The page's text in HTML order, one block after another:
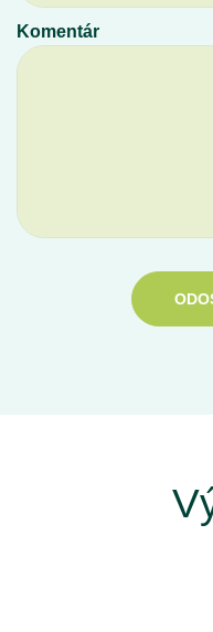
Komentár